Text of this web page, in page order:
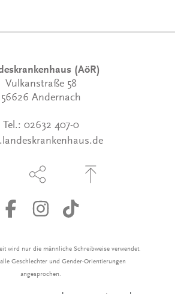
(AöR)
Vulkanstraße 58
56626 Andernach
Tel.: 02632 407-0
wird nur die männliche Schreibweise verwendet.
Geschlechter und Gender-Orientierungen
angesprochen.